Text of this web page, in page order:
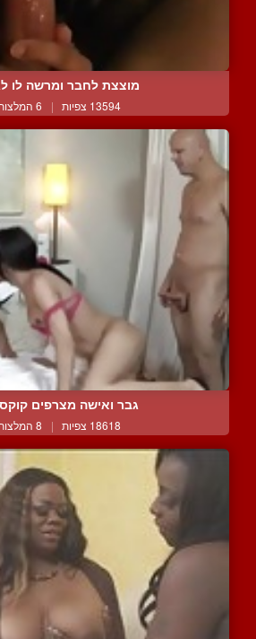
מוצצת לחבר ומרשה לו
13594 צפיות | 6 המלצות
גבר ואישה מצרפים
18618 צפיות | 8 המלצות